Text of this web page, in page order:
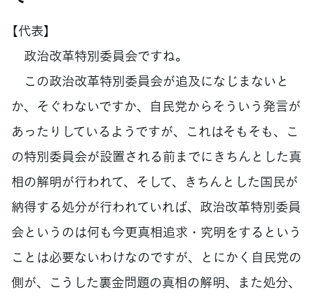
【代表】
政治改革特別委員会ですね。
この政治改革特別委員会が追及になじまないと
か、そぐわないですか、自民党からそういう発言が
あったりしているようですが、これはそもそも、こ
の特別委員会が設置される前までにきちんとした真
相の解明が行われて、そして、きちんとした国民が
納得する処分が行われていれば、政治改革特別委員
会というのは何も今更真相追求・究明をするという
ことは必要ないわけなのですが、とにかく自民党の
側が、こうした裏金問題の真相の解明、また処分、